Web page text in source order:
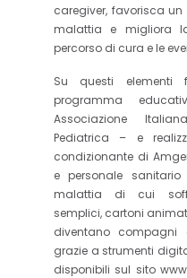
caregiver, favorisca
malattia e migliora
percorso di cura e le
Su questi
programma
Associazione
Pediatrica – e
condizionante di
e personale
malattia di cui
semplici, cartoni
diventano
grazie a strumenti
disponibili sul sito